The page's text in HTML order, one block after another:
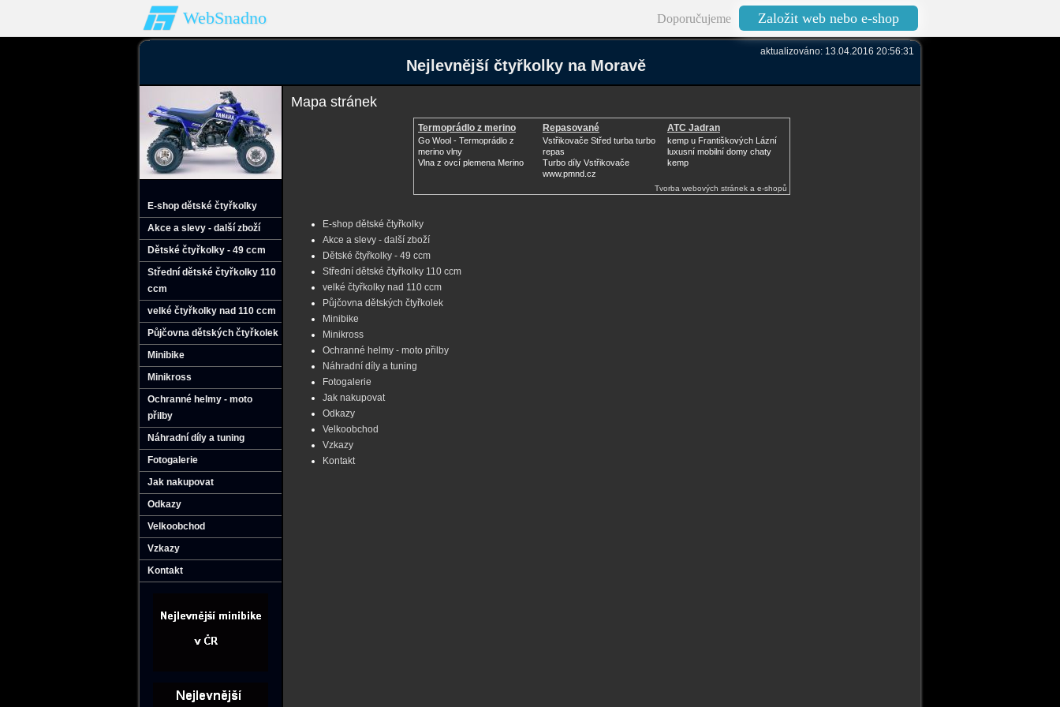
WebSnadno Doporučujeme Založit web nebo e-shop
aktualizováno: 13.04.2016 20:56:31
Nejlevnější čtyřkolky na Moravě
E-shop dětské čtyřkolky
Akce a slevy - další zboží
Dětské čtyřkolky - 49 ccm
Střední dětské čtyřkolky 110
ccm
velké čtyřkolky nad 110 ccm
Půjčovna dětských čtyřkolek
Minibike
Minikross
Ochranné helmy - moto
přilby
Náhradní díly a tuning
Fotogalerie
Jak nakupovat
Odkazy
Velkoobchod
Vzkazy
Kontakt
Mapa stránek
Termoprádlo z merino
vlny
Go Wool - Termoprádlo z
merino vlny
Vlna z ovcí plemena Merino
Repasované
Turbodmychadlo
Vstřikovače Střed turba turbo
repas
Turbo díly Vstřikovače
www.pmnd.cz
ATC Jadran
kemp u Františkových Lázní
luxusní mobilní domy chaty
kemp
Tvorba webových stránek a e-shopů
E-shop dětské čtyřkolky
Akce a slevy - další zboží
Dětské čtyřkolky - 49 ccm
Střední dětské čtyřkolky 110 ccm
velké čtyřkolky nad 110 ccm
Půjčovna dětských čtyřkolek
Minibike
Minikross
Ochranné helmy - moto přilby
Náhradní díly a tuning
Fotogalerie
Jak nakupovat
Odkazy
Velkoobchod
Vzkazy
Kontakt